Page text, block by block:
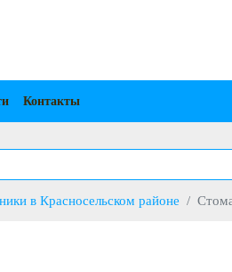
Контакты
в Красносельском районе